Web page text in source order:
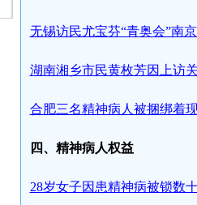
无锡访民尤宝芬“青奥会”南
湖南湘乡市民黄枚芳因上访
合肥三名精神病人被捆绑着
四、精神病人权益
28岁女子因患精神病被锁数